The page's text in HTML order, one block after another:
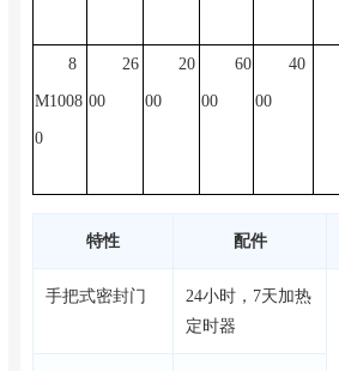
8
M1008
0
26
00
20
00
60
00
40
00
特性 配件
手把式密封门
24小时，7天加热
定时器